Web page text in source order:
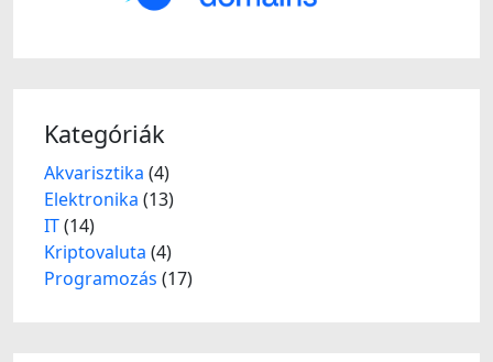
Kategóriák
Akvarisztika (4)
Elektronika (13)
IT(14)
Kriptovaluta (4)
Programozás (17)